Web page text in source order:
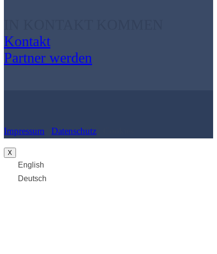
Kontakt
Partner werden
Impressum Datenschutz
X
English
Deutsch